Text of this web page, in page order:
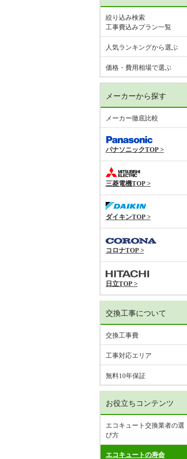
絞り込み検索
工事費込みプラン一覧
人気ランキングから選ぶ
価格・費用相場で選ぶ
メーカーから探す
メーカー徹底比較
パナソニックTOP >
三菱電機TOP >
ダイキンTOP >
コロナTOP >
日立TOP >
交換工事について
交換工事費
工事対応エリア
無料10年保証
お役立ちコンテンツ
エコキュート交換業者の選
び方
エコキュートの寿命